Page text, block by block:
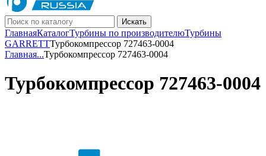
Искать
ГлавнаяКаталогТурбины по производителюТурбины
GARRETTТурбокомпрессор 727463-0004
Главная...Турбокомпрессор 727463-0004
Турбокомпрессор 727463-0004